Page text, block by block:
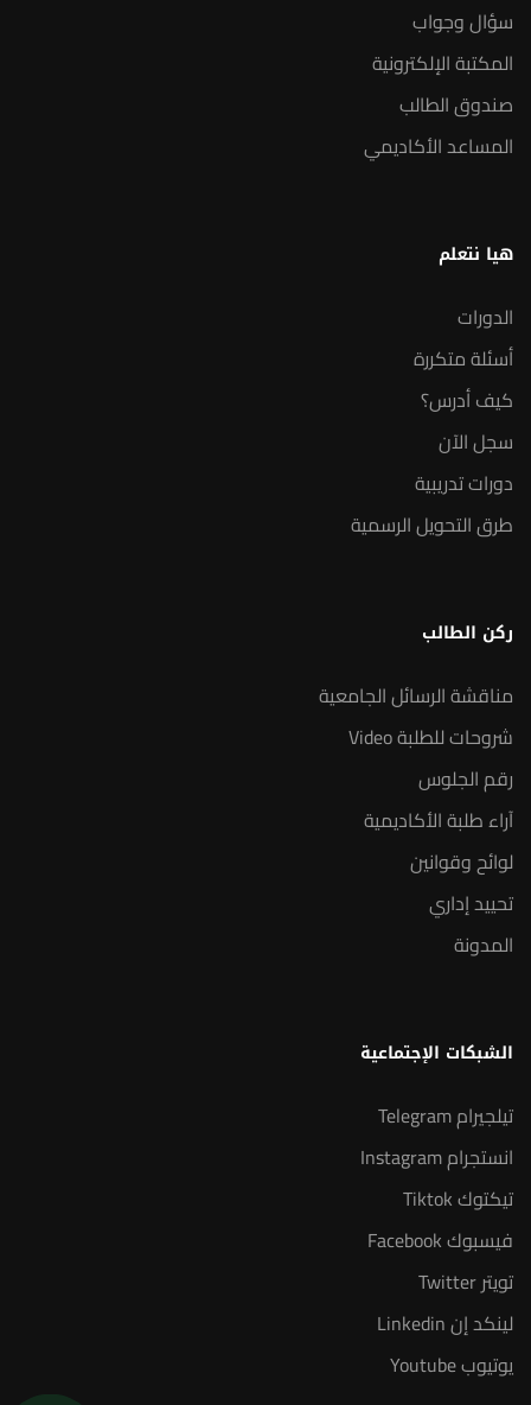
سؤال وجواب
المكتبة الإلكترونية
صندوق الطالب
المساعد الأكاديمي
هيا نتعلم
الدورات
أسئلة متكررة
كيف أدرس؟
سجل الآن
دورات تدريبية
طرق التحويل الرسمية
ركن الطالب
مناقشة الرسائل الجامعية
شروحات للطلبة Video
رقم الجلوس
آراء طلبة الأكاديمية
لوائح وقوانين
تحييد إداري
المدونة
الشبكات الإجتماعية
تيلجيرام Telegram
انستجرام Instagram
تيكتوك Tiktok
فيسبوك Facebook
تويتر Twitter
لينكد إن Linkedin
يوتيوب Youtube